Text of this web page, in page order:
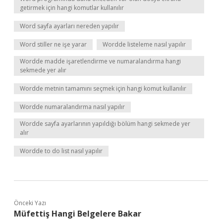
getirmek için hangi komutlar kullanılır
Word sayfa ayarları nereden yapılır
Word stiller ne işe yarar
Wordde listeleme nasıl yapılır
Wordde madde işaretlendirme ve numaralandırma hangi
sekmede yer alır
Wordde metnin tamamını seçmek için hangi komut kullanılır
Wordde numaralandırma nasıl yapılır
Wordde sayfa ayarlarının yapıldığı bölüm hangi sekmede yer
alır
Wordde to do list nasıl yapılır
Önceki Yazı
Müfettiş Hangi Belgelere Bakar